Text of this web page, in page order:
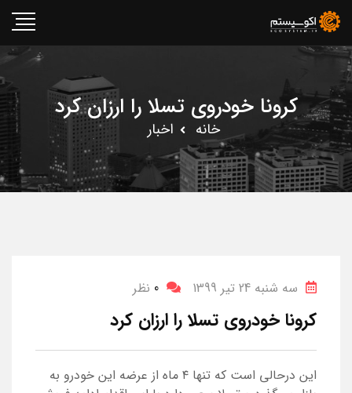
کرونا خودروی تسلا را ارزان کرد
خانه اخبار
سه شنبه 24 تیر 1399 0 نظر
کرونا خودروی تسلا را ارزان کرد
این درحالی است که تنها ۴ ماه از عرضه این خودرو به